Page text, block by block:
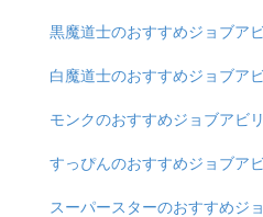
黒魔道士のおすすめジョブア
白魔道士のおすすめジョブア
モンクのおすすめジョブアビ
すっぴんのおすすめジョブア
スーパースターのおすすめジ